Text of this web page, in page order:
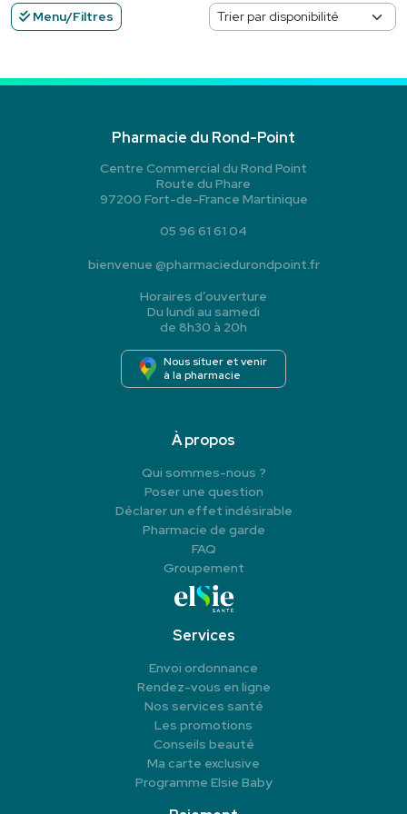
Menu/Filtres
Pharmacie du Rond-Point
Centre Commercial du Rond Point
Route du Phare
97200 Fort-de-France Martinique
05 96 61 61 04
bienvenue @pharmaciedurondpoint.fr
Horaires d’ouverture
Du lundi au samedi
de 8h30 à 20h
Nous situer et venir
à la pharmacie
À propos
Qui sommes-nous ?
Poser une question
Déclarer un effet indésirable
Pharmacie de garde
FAQ
Groupement
Services
Envoi ordonnance
Rendez-vous en ligne
Nos services santé
Les promotions
Conseils beauté
Ma carte exclusive
Programme Elsie Baby